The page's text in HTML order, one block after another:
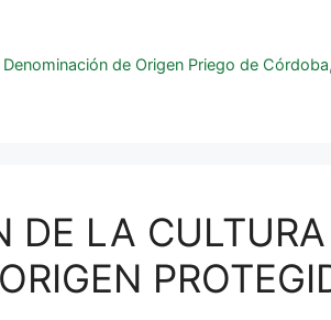
Denominación de Origen Priego de Córdoba
DE LA